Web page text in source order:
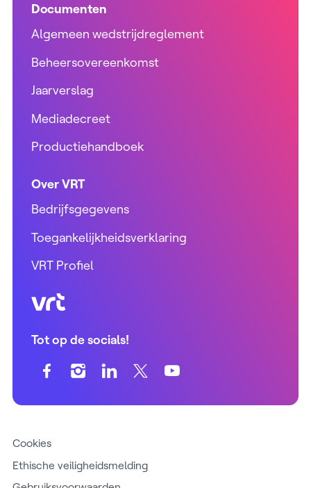
Documenten
Algemeen wedstrijdreglement
Beheersovereenkomst
Jaarverslag
Mediadecreet
Productiehandboek
Over VRT
Bedrijfsgegevens
Toegankelijkheidsverklaring
VRT Profiel
VRT (home)
Tot op de socials!
Cookies
Ethische veiligheidsmelding